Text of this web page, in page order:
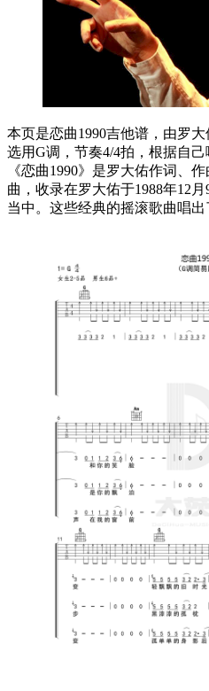
本页是恋曲1990吉他谱，由罗
选用G调，节奏4/4拍，根据自己
《恋曲1990》是罗大佑作词、
曲，收录在罗大佑于1988年12
当中。这些经典的摇滚歌曲唱出